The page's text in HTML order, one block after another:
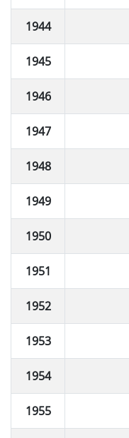
1944
1945
1946
1947
1948
1949
1950
1951
1952
1953
1954
1955